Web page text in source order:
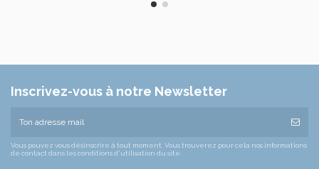
Inscrivez-vous à notre Newsletter
Vous pouvez vous désinscrire à tout moment. Vous trouverez pour cela nos informations
de contact dans les conditions d'utilisation du site.